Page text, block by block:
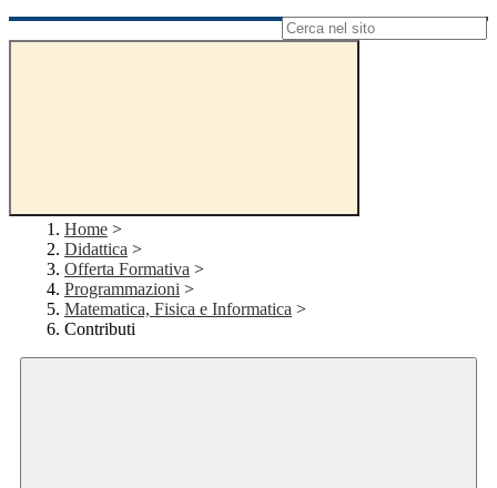
Campo di ricerca per le pagine del sito
Home >
Didattica >
Offerta Formativa >
Programmazioni >
Matematica, Fisica e Informatica >
Contributi